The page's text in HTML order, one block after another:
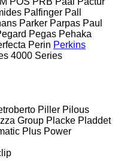
Palfinger Pall
Parker Parpas Paul
Pegas Pehaka
Perin Perkins
4000 Series
Piller Pilous
Group Placke Pladdet
Plus Power